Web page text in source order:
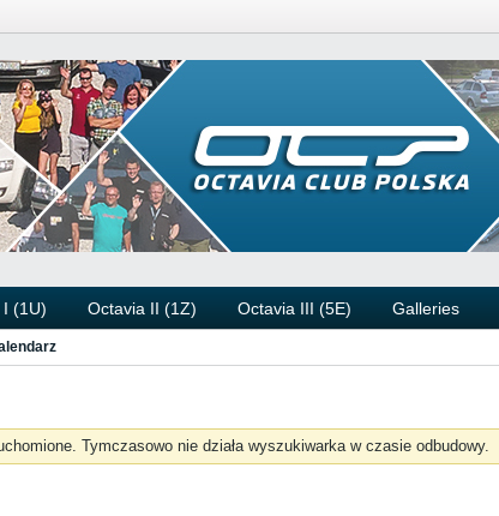
(1U) Octavia II (1Z) Octavia III (5E) Galleries
Tymczasowo nie działa wyszukiwarka w czasie odbudowy.